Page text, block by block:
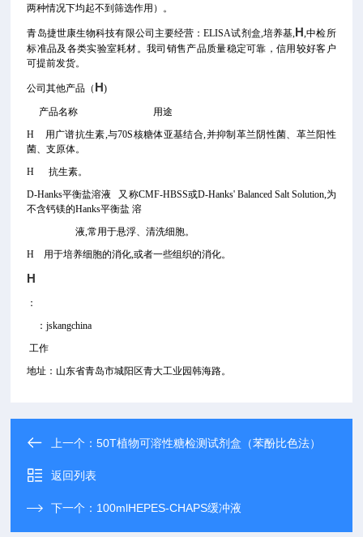
两种情况下均起不到筛选作用）。
青岛捷世康生物科技有限公司主要经营：ELISA试剂盒,培养基,H,中检所
标准品及各类实验室耗材。我司销售产品质量稳定可靠，信用较好客户
可提前发货。
公司其他产品（ H)
产品名称 用途
H 用广谱抗生素,与70S核糖体亚基结合,并抑制革兰阴性菌、革兰阳性
菌、支原体。
H 抗生素。
D-Hanks平衡盐溶液 又称CMF-HBSS或D-Hanks' Balanced Salt Solution,为
不含钙镁的Hanks平衡盐 溶
液,常用于悬浮、清洗细胞。
H 用于培养细胞的消化,或者一些组织的消化。
H
：
：jskangchina
工作
地址：山东省青岛市城阳区青大工业园韩海路。
上一个：50T植物可溶性糖检测试剂盒（苯酚比色法）
返回列表
下一个： 100mlHEPES-CHAPS缓冲液